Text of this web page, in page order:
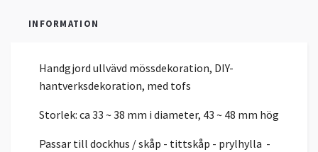
INFORMATION
Handgjord ullvävd mössdekoration, DIY-
hantverksdekoration, med tofs
Storlek: ca 33 ~ 38 mm i diameter, 43 ~ 48 mm hög
Passar till dockhus / skåp - tittskåp - prylhylla -